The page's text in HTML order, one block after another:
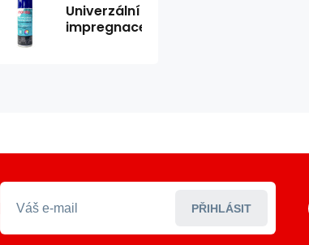
Univerzální
impregnace
PŘIHLÁSIT